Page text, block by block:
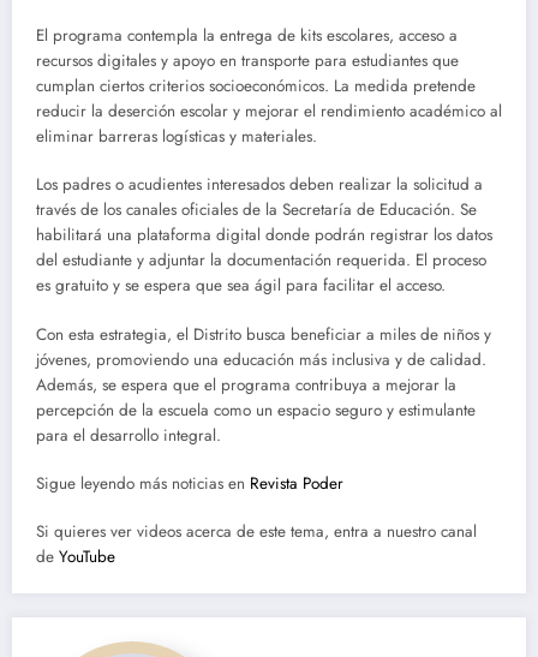
El programa contempla la entrega de kits escolares, acceso a
recursos digitales y apoyo en transporte para estudiantes que
cumplan ciertos criterios socioeconómicos. La medida pretende
reducir la deserción escolar y mejorar el rendimiento académico al
eliminar barreras logísticas y materiales.
Los padres o acudientes interesados deben realizar la solicitud a
través de los canales oficiales de la Secretaría de Educación. Se
habilitará una plataforma digital donde podrán registrar los datos
del estudiante y adjuntar la documentación requerida. El proceso
es gratuito y se espera que sea ágil para facilitar el acceso.
Con esta estrategia, el Distrito busca beneficiar a miles de niños y
jóvenes, promoviendo una educación más inclusiva y de calidad.
Además, se espera que el programa contribuya a mejorar la
percepción de la escuela como un espacio seguro y estimulante
para el desarrollo integral.
Sigue leyendo más noticias en Revista Poder
Si quieres ver videos acerca de este tema, entra a nuestro canal
de YouTube